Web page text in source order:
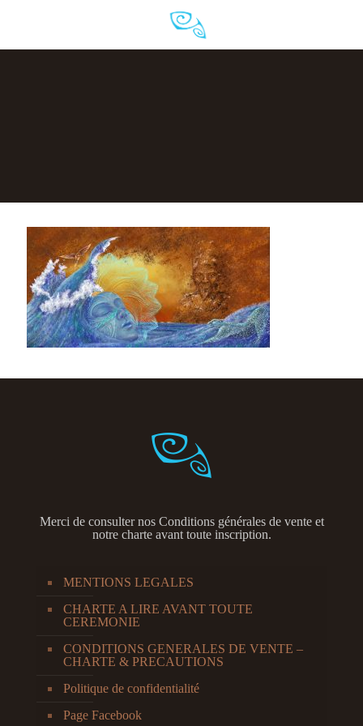
Merci de consulter nos Conditions générales de vente et
notre charte avant toute inscription.
MENTIONS LEGALES
CHARTE A LIRE AVANT TOUTE
CEREMONIE
CONDITIONS GENERALES DE VENTE –
CHARTE & PRECAUTIONS
Politique de confidentialité
Page Facebook